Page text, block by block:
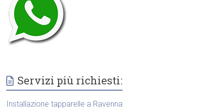
Servizi più richiesti:
Installazione tapparelle a Ravenna